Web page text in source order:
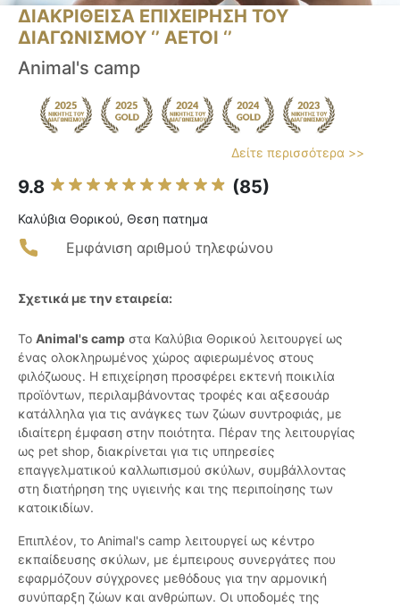
ΔΙΑΚΡΙΘΕΙΣΑ ΕΠΙΧΕΙΡΗΣΗ ΤΟΥ
ΔΙΑΓΩΝΙΣΜΟΥ ‘’ ΑΕΤΟΙ ‘’
Animal's camp
Δείτε περισσότερα >>
9.8 (85)
Καλύβια Θορικού, Θεση πατημα
Εμφάνιση αριθμού τηλεφώνου
Σχετικά με την εταιρεία:
Το Animal's camp στα Καλύβια Θορικού λειτουργεί ως
ένας ολοκληρωμένος χώρος αφιερωμένος στους
φιλόζωους. Η επιχείρηση προσφέρει εκτενή ποικιλία
προϊόντων, περιλαμβάνοντας τροφές και αξεσουάρ
κατάλληλα για τις ανάγκες των ζώων συντροφιάς, με
ιδιαίτερη έμφαση στην ποιότητα. Πέραν της λειτουργίας
ως pet shop, διακρίνεται για τις υπηρεσίες
επαγγελματικού καλλωπισμού σκύλων, συμβάλλοντας
στη διατήρηση της υγιεινής και της περιποίησης των
κατοικιδίων.
Επιπλέον, το Animal's camp λειτουργεί ως κέντρο
εκπαίδευσης σκύλων, με έμπειρους συνεργάτες που
εφαρμόζουν σύγχρονες μεθόδους για την αρμονική
συνύπαρξη ζώων και ανθρώπων. Οι υποδομές της